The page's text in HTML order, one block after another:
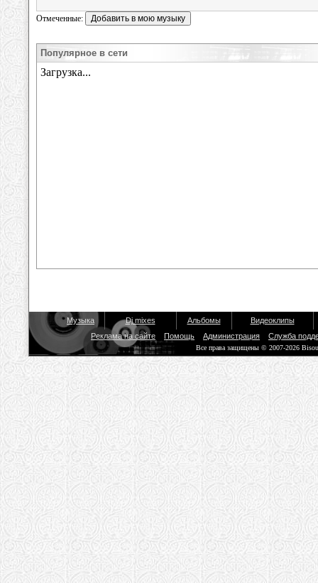
Отмеченные:
Популярное в сети
Музыка Dj mixes Альбомы
Видеоклипы
Реклама на сайте
Помощь Администрация Служба
Все права защищены © 2007-2026